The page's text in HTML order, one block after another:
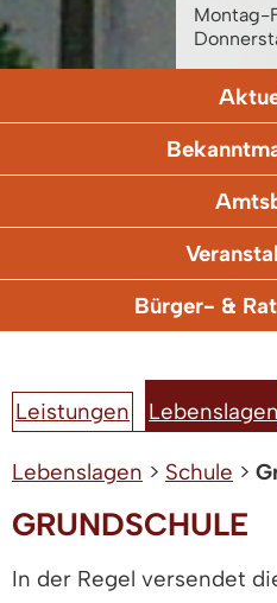
Montag-
Bürger- &
Leistungen Lebenslagen
Lebenslagen > Schule >
GRUNDSCHULE
In der Regel versendet